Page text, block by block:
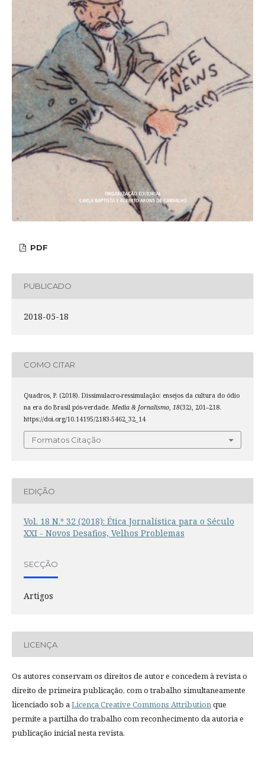
PDF
PUBLICADO
2018-05-18
COMO CITAR
Quadros, P. (2018). Dissimulacro-ressimulação: ensejos da cultura do ódio
na era do Brasil pós-verdade. Media & Jornalismo, 18(32), 201–218.
https://doi.org/10.14195/2183-5462_32_14
Formatos Citação
EDIÇÃO
Vol. 18 N.º 32 (2018): Ética Jornalística para o Século
XXI - Novos Desafios, Velhos Problemas
SECÇÃO
Artigos
LICENÇA
Os autores conservam os direitos de autor e concedem à revista o
direito de primeira publicação, com o trabalho simultaneamente
licenciado sob aLicença Creative Commons Attributionque
permite a partilha do trabalho com reconhecimento da autoria e
publicação inicial nesta revista.